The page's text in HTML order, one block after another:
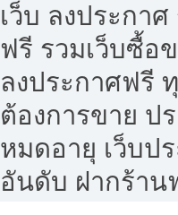
เว็บ ลงประกา
ฟรี รวมเว็บซื้อ
ลงประกาศฟรี
ต้องการขาย ป
หมดอายุ เว็บป
อันดับ ฝากร้าน